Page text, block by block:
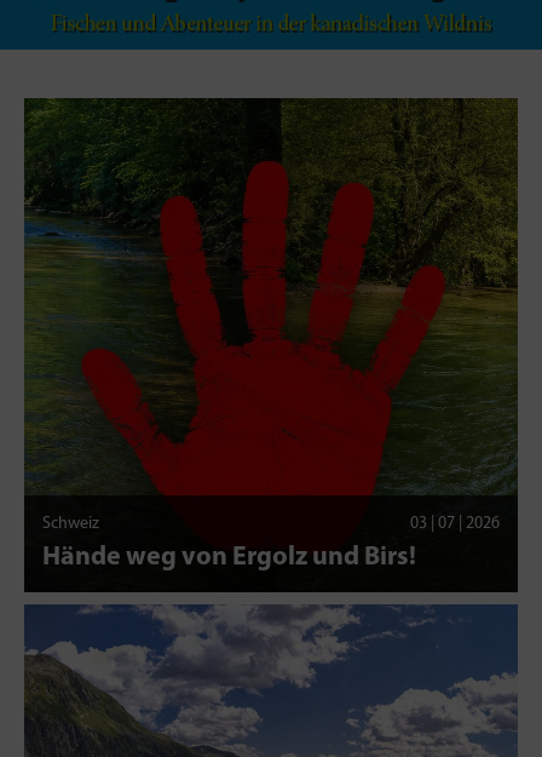
Schweiz 03 | 07 | 2026
Hände weg von Ergolz und Birs!